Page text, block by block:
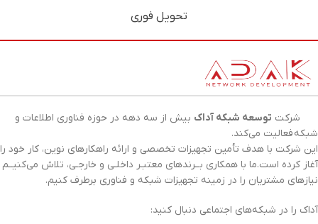
تحویل فوری
شرکت توسعه شبکه آداک بیش از سه دهه در حوزه فناوری اطلاعات و
شبکهفعالیت می‌کند.
این شرکت با هدف تأمین تجهیزات تخصصی و ارائه راهکارهای نوین، کار خود را
آغاز کرده است.ما با همکاری بــرندهای معتبـر داخلـی و خارجـی، تلاش می‌کنیــم
نیازهای مشتریان را در زمینه تجهیزات شبکه و فناوری برطرف کنیم.
آداک را در شبکه‌های اجتماعی دنبال کنید: